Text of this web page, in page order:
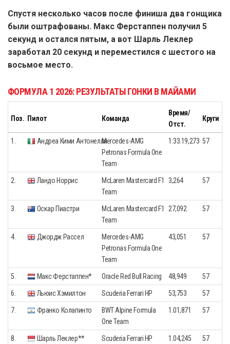
Спустя несколько часов после финиша два гонщика
были оштрафованы. Макс Ферстаппен получил 5
секунд и остался пятым, а вот Шарль Леклер
заработал 20 секунд и переместился с шестого на
восьмое место.
ФОРМУЛА 1 2026: РЕЗУЛЬТАТЫ ГОНКИ В МАЙАМИ
Поз. Пилот Команда
Время/
Отст.
Круги
1. Андреа Кими АнтонеллиMercedes-AMG
Petronas Formula One
Team
1:33.19,273 57
2. Ландо Норрис
McLaren Mastercard F1
Team
3,264 57
3. Оскар Пиастри
McLaren Mastercard F1
Team
27,092 57
4. Джордж Рассел
Mercedes-AMG
Petronas Formula One
Team
43,051 57
5. Макс Ферстаппен* Oracle Red Bull Racing 48,949 57
6. Льюис Хэмилтон Scuderia Ferrari HP 53,753 57
7. Франко Колапинто
BWT Alpine Formula
One Team
1.01,871 57
8. Шарль Леклер** Scuderia Ferrari HP 1.04,245 57